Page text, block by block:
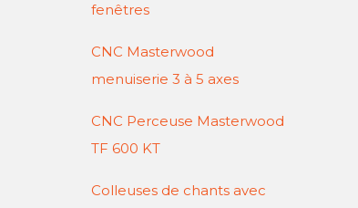
fenêtres
CNC Masterwood
menuiserie 3 à 5 axes
CNC Perceuse Masterwood
TF 600 KT
Colleuses de chants avec